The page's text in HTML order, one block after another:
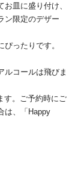
皿に盛り付け、
ン限定のデザー
ったりです。
ルコールは飛びま
す。ご予約時にご
は、「Happy